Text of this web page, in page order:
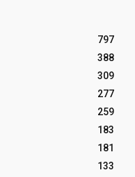
797
388
309
277
259
183
181
133